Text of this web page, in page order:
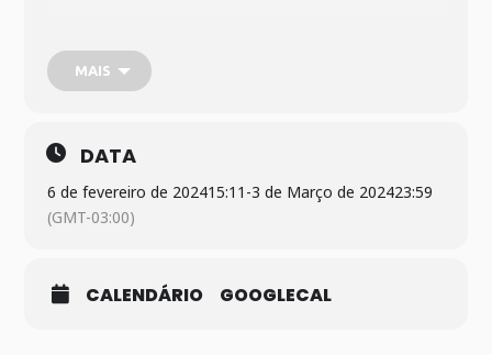
formulário de inscrição na página da Diretoria de Extensão
(https://www.cecierj.edu.br/extensao
O processo seletivo será realizado em duas fases: a
dos documentos enviados pelo candidato. A segunda,
classificatória, será realizada com entrevistas dos
edital), porque o não comparecimento à entrevista no local,
na data e no horário indicados na convocação implica a
MAIS
DATA
6 de fevereiro de 202415:11 -3 de Março de 202423:59
(GMT-03:00)
CALENDÁRIO GOOGLECAL